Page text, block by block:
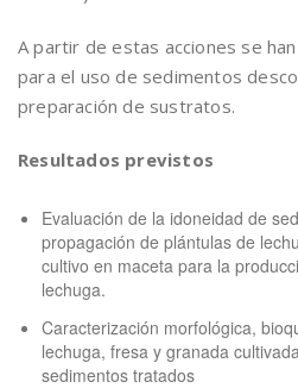
A partir de estas acciones se
para el uso de sedimentos
preparación de sustratos.
Resultados previstos
Evaluación de la idoneidad de
propagación de plántulas de
cultivo en maceta para la
lechuga.
Caracterización morfológica,
lechuga, fresa y granada
sedimentos tratados